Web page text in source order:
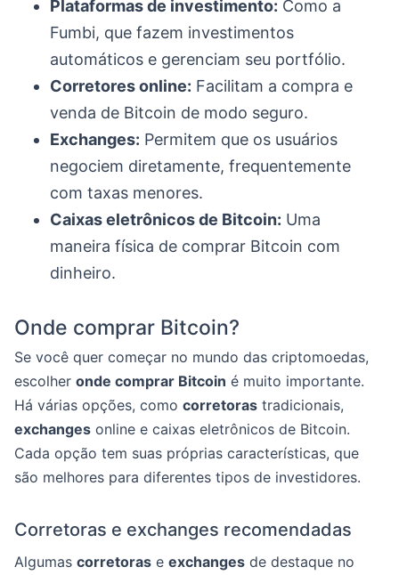
Plataformas de investimento: Como a
Fumbi, que fazem investimentos
automáticos e gerenciam seu portfólio.
Corretores online: Facilitam a compra e
venda de Bitcoin de modo seguro.
Exchanges: Permitem que os usuários
negociem diretamente, frequentemente
com taxas menores.
Caixas eletrônicos de Bitcoin: Uma
maneira física de comprar Bitcoin com
dinheiro.
Onde comprar Bitcoin?
Se você quer começar no mundo das criptomoedas,
escolher onde comprar Bitcoin é muito importante.
Há várias opções, como corretoras tradicionais,
exchanges online e caixas eletrônicos de Bitcoin.
Cada opção tem suas próprias características, que
são melhores para diferentes tipos de investidores.
Corretoras e exchanges recomendadas
Algumas corretoras e exchanges de destaque no